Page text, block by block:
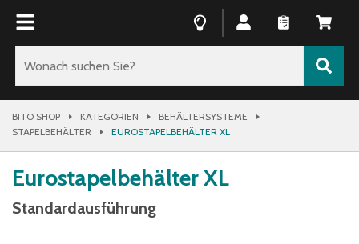
BITO SHOP KATEGORIEN
BEHÄLTERSYSTEME
STAPELBEHÄLTER
EUROSTAPELBEHÄLTER XL
Eurostapelbehälter XL
Standardausführung